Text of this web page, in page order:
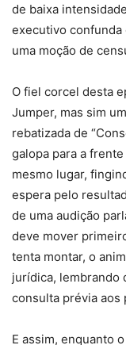
de baixa
executivo
uma moção de
O fiel corcel desta
Jumper, mas sim
rebatizada de
galopa para a
mesmo lugar,
espera pelo
de uma audição
deve mover
tenta montar, o
jurídica, lembrando
consulta prévia aos
E assim, enquanto